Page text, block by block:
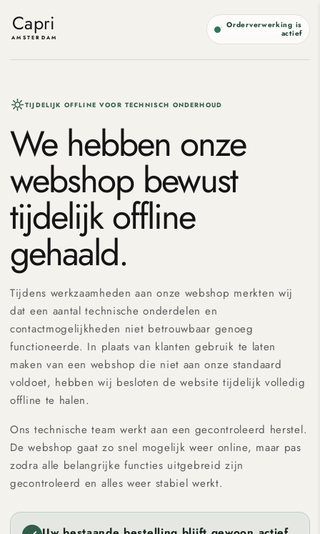
naar de
content
Capri
AMSTERDAM
Orderverwerking is
actief
TIJDELIJK OFFLINE VOOR TECHNISCH ONDERHOUD
We hebben onze
webshop bewust
tijdelijk offline
gehaald.
Tijdens werkzaamheden aan onze webshop merkten wij
dat een aantal technische onderdelen en
contactmogelijkheden niet betrouwbaar genoeg
functioneerde. In plaats van klanten gebruik te laten
maken van een webshop die niet aan onze standaard
voldoet, hebben wij besloten de website tijdelijk volledig
offline te halen.
Ons technische team werkt aan een gecontroleerd herstel.
De webshop gaat zo snel mogelijk weer online, maar pas
zodra alle belangrijke functies uitgebreid zijn
gecontroleerd en alles weer stabiel werkt.